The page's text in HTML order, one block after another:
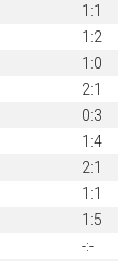
1:1
1:2
1:0
2:1
0:3
1:4
2:1
1:1
1:5
-:-